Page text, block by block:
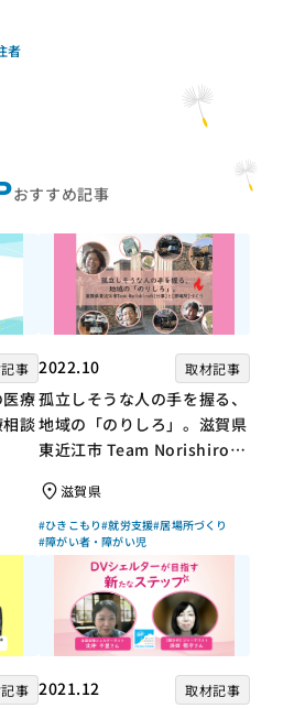
おすすめ記事
事
療
談
2022.10 取材記事
孤立しそうな人の手を握る、
地域の「のりしろ」。滋賀県
東近江市 Team Norishiroの
滋賀県
#ひきこもり#就労支援#居場所づくり
#障がい者・障がい児
事 2021.12 取材記事
者